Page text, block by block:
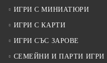
ИГРИ С МИНИАТЮРИ
ИГРИ С КАРТИ
ИГРИ СЪС ЗАРОВЕ
СЕМЕЙНИ И ПАРТИ ИГРИ